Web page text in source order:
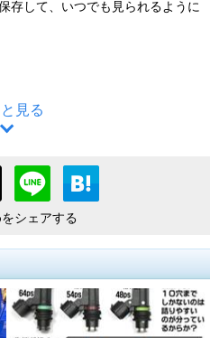
存して、いつでも見られるように
見る
シェアする